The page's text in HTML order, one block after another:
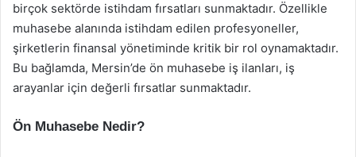
birçok sektörde istihdam fırsatları sunmaktadır. Özellikle
muhasebe alanında istihdam edilen profesyoneller,
şirketlerin finansal yönetiminde kritik bir rol oynamaktadır.
Bu bağlamda, Mersin’de ön muhasebe iş ilanları, iş
arayanlar için değerli fırsatlar sunmaktadır.
Ön Muhasebe Nedir?